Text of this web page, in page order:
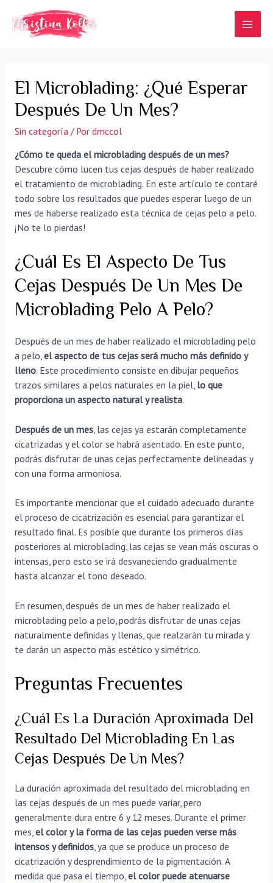
contenido
El Microblading: ¿qué Esperar
Después De Un Mes?
Sin categoría / Por dmccol
¿Cómo te queda el microblading después de un mes?
Descubre cómo lucen tus cejas después de haber realizado
el tratamiento de microblading. En este artículo te contaré
todo sobre los resultados que puedes esperar luego de un
mes de haberse realizado esta técnica de cejas pelo a pelo.
¡No te lo pierdas!
¿Cuál Es El Aspecto De Tus
Cejas Después De Un Mes De
Microblading Pelo A Pelo?
Después de un mes de haber realizado el microblading pelo
a pelo, el aspecto de tus cejas será mucho más definido y
lleno. Este procedimiento consiste en dibujar pequeños
trazos similares a pelos naturales en la piel, lo que
proporciona un aspecto natural y realista.
Después de un mes, las cejas ya estarán completamente
cicatrizadas y el color se habrá asentado. En este punto,
podrás disfrutar de unas cejas perfectamente delineadas y
con una forma armoniosa.
Es importante mencionar que el cuidado adecuado durante
el proceso de cicatrización es esencial para garantizar el
resultado final. Es posible que durante los primeros días
posteriores al microblading, las cejas se vean más oscuras o
intensas, pero esto se irá desvaneciendo gradualmente
hasta alcanzar el tono deseado.
En resumen, después de un mes de haber realizado el
microblading pelo a pelo, podrás disfrutar de unas cejas
naturalmente definidas y llenas, que realzarán tu mirada y
te darán un aspecto más estético y simétrico.
Preguntas Frecuentes
¿Cuál Es La Duración Aproximada Del
Resultado Del Microblading En Las
Cejas Después De Un Mes?
La duración aproximada del resultado del microblading en
las cejas después de un mes puede variar, pero
generalmente dura entre 6 y 12 meses. Durante el primer
mes, el color y la forma de las cejas pueden verse más
intensos y definidos, ya que se produce un proceso de
cicatrización y desprendimiento de la pigmentación. A
medida que pasa el tiempo, el color puede atenuarse